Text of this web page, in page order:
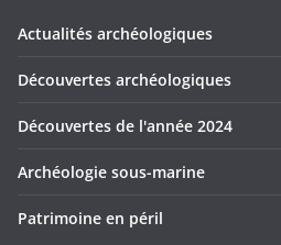
Actualités archéologiques
Découvertes archéologiques
Découvertes de l'année 2024
Archéologie sous-marine
Patrimoine en péril